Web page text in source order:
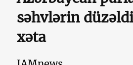
səhvlərin
xəta